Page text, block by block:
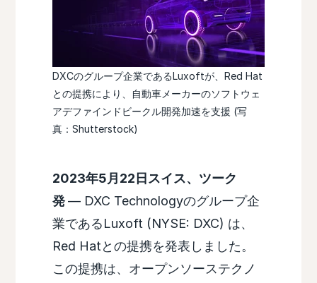
DXCのグループ企業であるLuxoftが、Red Hat
との提携により、自動車メーカーのソフトウェ
アデファインドビークル開発加速を支援 (写
真：Shutterstock)
2023年5月22日スイス、ツーク
発— DXC Technologyのグループ企
業であるLuxoft (NYSE: DXC) は、
Red Hatとの提携を発表しました。
この提携は、オープンソーステクノ